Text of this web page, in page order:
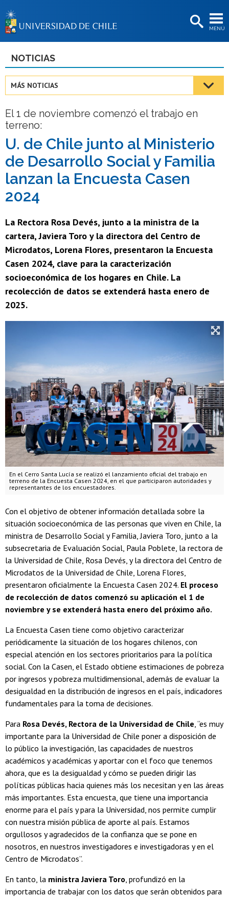
MENÚ
BIBLIOTECAS
Estudiantes
Académicas/os
Funcionarias/os
Egresadas/os
NOTICIAS
MÁS NOTICIAS
El 1 de noviembre comenzó el trabajo en
terreno:
U. de Chile junto al Ministerio
de Desarrollo Social y Familia
lanzan la Encuesta Casen
2024
La Rectora Rosa Devés, junto a la ministra de la
cartera, Javiera Toro y la directora del Centro de
Microdatos, Lorena Flores, presentaron la Encuesta
Casen 2024, clave para la caracterización
socioeconómica de los hogares en Chile. La
recolección de datos se extenderá hasta enero de
2025.
En el Cerro Santa Lucía se realizó el lanzamiento oficial del trabajo en
terreno de la Encuesta Casen 2024, en el que participaron autoridades y
representantes de los encuestadores.
Con el objetivo de obtener información detallada sobre la
situación socioeconómica de las personas que viven en Chile, la
ministra de Desarrollo Social y Familia, Javiera Toro, junto a la
subsecretaria de Evaluación Social, Paula Poblete, la rectora de
la Universidad de Chile, Rosa Devés, y la directora del Centro de
Microdatos de la Universidad de Chile, Lorena Flores,
presentaron oficialmente la Encuesta Casen 2024. El proceso
de recolección de datos comenzó su aplicación el 1 de
noviembre y se extenderá hasta enero del próximo año.
La Encuesta Casen tiene como objetivo caracterizar
periódicamente la situación de los hogares chilenos, con
especial atención en los sectores prioritarios para la política
social. Con la Casen, el Estado obtiene estimaciones de pobreza
por ingresos y pobreza multidimensional, además de evaluar la
desigualdad en la distribución de ingresos en el país, indicadores
fundamentales para la toma de decisiones.
Para Rosa Devés, Rectora de la Universidad de Chile, “es muy
importante para la Universidad de Chile poner a disposición de
lo público la investigación, las capacidades de nuestros
académicos y académicas y aportar con el foco que tenemos
ahora, que es la desigualdad y cómo se pueden dirigir las
políticas públicas hacia quienes más los necesitan y en las áreas
más importantes. Esta encuesta, que tiene una importancia
enorme para el país y para la Universidad, nos permite cumplir
con nuestra misión pública de aporte al país. Estamos
orgullosos y agradecidos de la confianza que se pone en
nosotros, en nuestros investigadores e investigadoras y en el
Centro de Microdatos”.
En tanto, la ministra Javiera Toro, profundizó en la
importancia de trabajar con los datos que serán obtenidos para